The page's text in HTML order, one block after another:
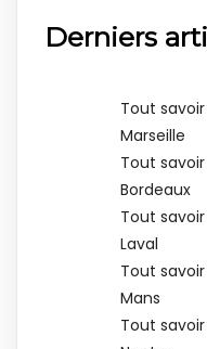
Derniers
Tout
Marseille
Tout
Bordeaux
Tout
Laval
Tout
Mans
Tout